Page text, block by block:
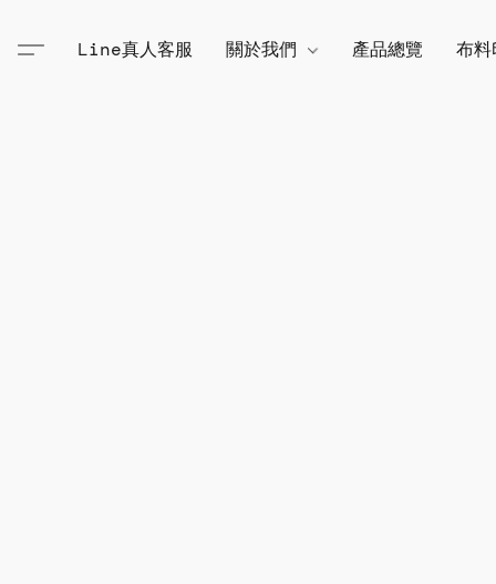
Line真人客服 關於我們 產品總覽 布